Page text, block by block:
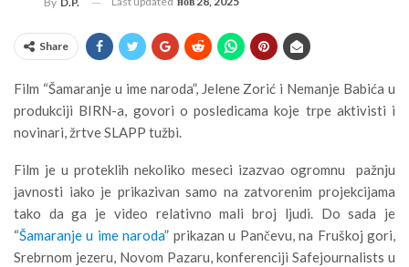
Share
Film “Šamaranje u ime naroda”, Jelene Zorić i Nemanje Babića u
produkciji BIRN-a, govori o posledicama koje trpe aktivisti i
novinari, žrtve SLAPP tužbi.
Film je u proteklih nekoliko meseci izazvao ogromnu pažnju
javnosti iako je prikazivan samo na zatvorenim projekcijama
tako da ga je video relativno mali broj ljudi. Do sada je
“Šamaranje u ime naroda” prikazan u Pančevu, na Fruškoj gori,
Srebrnom jezeru, Novom Pazaru, konferenciji Safejournalists u